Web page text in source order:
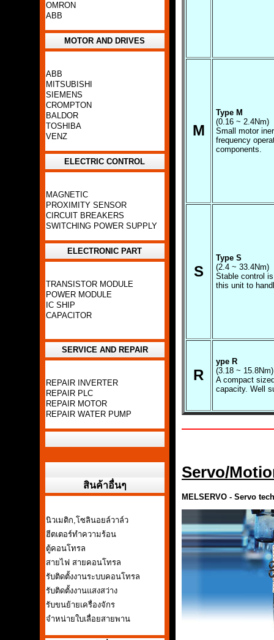
OMRON
ABB
MOTOR AND DRIVES
ABB
MITSUBISHI
SIEMENS
CROMPTON
BALDOR
TOSHIBA
VENZ
ELECTRIC CONTROL
MAGNETIC
PROXIMITY SENSOR
CIRCUIT BREAKERS
SWITCHING POWER SUPPLY
ELECTRONIC PART
TRANSISTOR MODULE
POWER MODULE
IC SHIP
CAPACITOR
SERVICE AND REPAIR
REPAIR INVERTER
REPAIR PLC
REPAIR MOTOR
REPAIR WATER PUMP
สินค้าอื่นๆ
นิวเมติก,โซลินอยล์วาล์ว
ฮีตเตอร์ทำความร้อน
ตู้คอนโทรล
สายไฟ สายคอนโทรล
รับติดตั้งงานระบบคอนโทรล
รับติดตั้งงานแสงสว่าง
รับขนย้ายเครื่องจักร
จำหน่ายใบเลื่อยสายพาน
M
Type M
(0.16 ~ 2.4Nm)
Small motor
frequency
components.
S
Type S
(2.4 ~ 33.4Nm)
Stable control
this unit to
R
ype R
(3.18 ~ 15.8Nm)
A compact
capacity. Well
Servo/
MELSERVO - Servo